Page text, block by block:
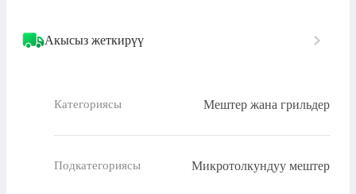
Акысыз жеткирүү
Категориясы Мештер жана грильдер
Подкатегориясы Микротолкундуу мештер